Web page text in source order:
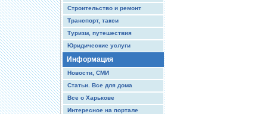
Строительство и ремонт
Транспорт, такси
Туризм, путешествия
Юридические услуги
Информация
Новости, СМИ
Статьи. Все для дома
Все о Харькове
Интересное на портале